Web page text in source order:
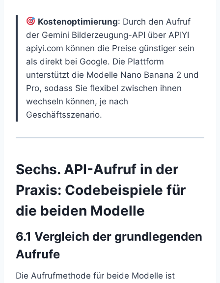
Kostenoptimierung: Durch den Aufruf
der Gemini Bilderzeugung-API über APIYI
apiyi.com können die Preise günstiger sein
als direkt bei Google. Die Plattform
unterstützt die Modelle Nano Banana 2 und
Pro, sodass Sie flexibel zwischen ihnen
wechseln können, je nach
Geschäftsszenario.
Sechs. API-Aufruf in der
Praxis: Codebeispiele für
die beiden Modelle
6.1 Vergleich der grundlegenden
Aufrufe
Die Aufrufmethode für beide Modelle ist